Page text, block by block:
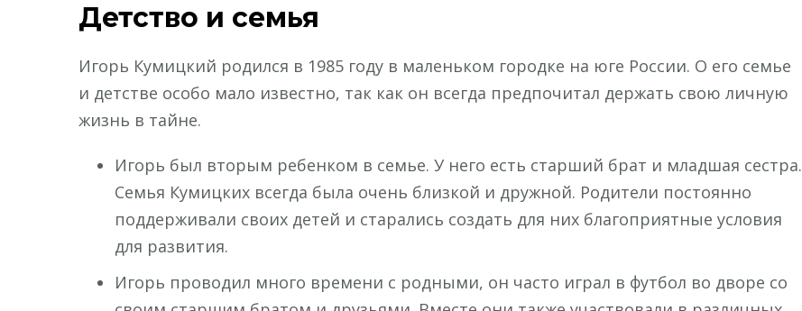
Детство и семья
Игорь Кумицкий родился в 1985 году в маленьком городке на юге России. О его семье
и детстве особо мало известно, так как он всегда предпочитал держать свою личную
жизнь в тайне.
Игорь был вторым ребенком в семье. У него есть старший брат и младшая сестра.
Семья Кумицких всегда была очень близкой и дружной. Родители постоянно
поддерживали своих детей и старались создать для них благоприятные условия
для развития.
Игорь проводил много времени с родными, он часто играл в футбол во дворе со